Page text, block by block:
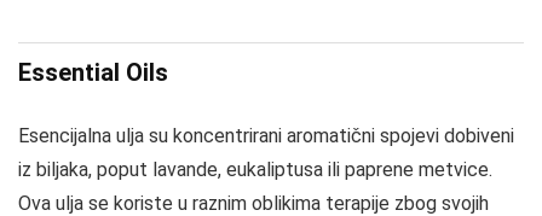
Essential Oils
Esencijalna ulja su koncentrirani aromatični spojevi dobiveni
iz biljaka, poput lavande, eukaliptusa ili paprene metvice.
Ova ulja se koriste u raznim oblikima terapije zbog svojih